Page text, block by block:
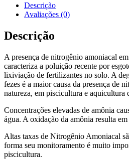
Descrição
Avaliações (0)
Descrição
A presença de nitrogênio amoniacal
caracteriza a poluição recente por
lixiviação de fertilizantes no solo. A
fezes é a maior causa da presença de
natureza, em piscicultura e aquicultura
Concentrações elevadas de amônia
água. A oxidação da amônia resulta
Altas taxas de Nitrogênio Amoniacal
forma seu monitoramento é muito
piscicultura.